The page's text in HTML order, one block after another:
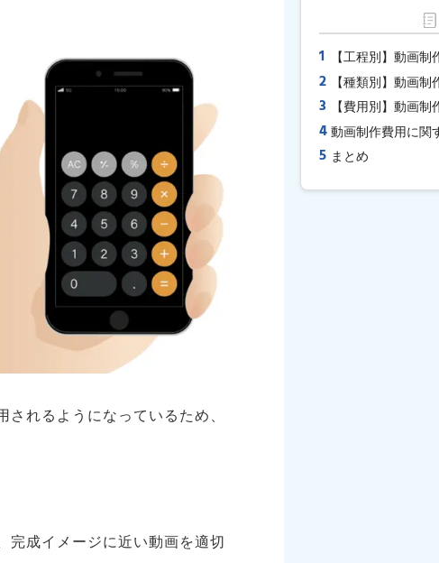
れるようになっているため、
完成イメージに近い動画を適切
【工程別】動画
【種類別】動画
【費用別】動画制
動画制作費用に関
まとめ